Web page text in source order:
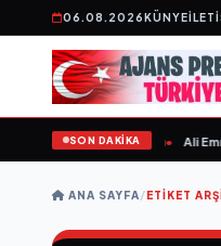
06.08.2026KÜNYE
SON DAKİKA
Sevgilim “ yayımlandı Ali
ANA SAYFA/ETIKET